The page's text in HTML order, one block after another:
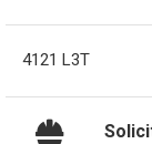
4121 L3T